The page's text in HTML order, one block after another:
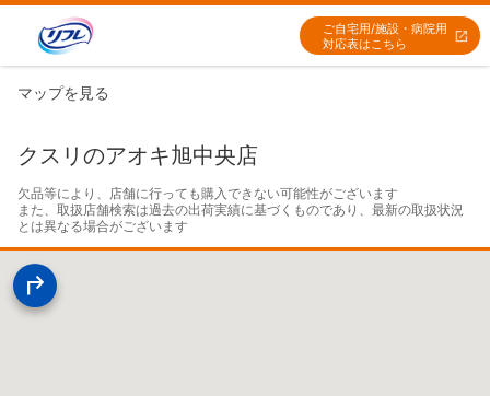
ご自宅用/施設・病院用
対応表はこちら
マップを見る
クスリのアオキ旭中央店
欠品等により、店舗に行っても購入できない可能性がございます
また、取扱店舗検索は過去の出荷実績に基づくものであり、最新の取扱状況
とは異なる場合がございます